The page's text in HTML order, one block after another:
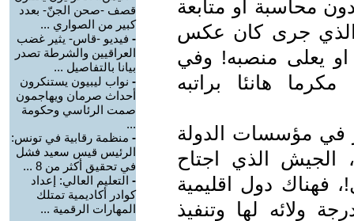
محاسبة او متابعة
الذي جرى كان عكس
او يعلى منصبه! وفي
هانئا براتبه
في مؤسسات الدولة
الجيش الذي اجتاح
فهناك دول اقليمية
ولائه لها وتنفيذ
قصف -صحن الجنّ- بعدد
كبير من الصواري ...
- فيديو -قاس- يثير غضب
العراقيين والشرطة تصدر
بيانا بالتفاصيل ...
- نواب ليبيون يستنكرون
أحداث صرمان ويهاجمون
صمت الرئاسي وحكومة
...
- منظمة رقابية في تونس:
الرئيس قيس سعيد فشل
في تحقيق أكثر من 8 ...
- التعليم العالي: إعداد
كوادر أكاديمية تمتلك
المهارات الرقمية ...